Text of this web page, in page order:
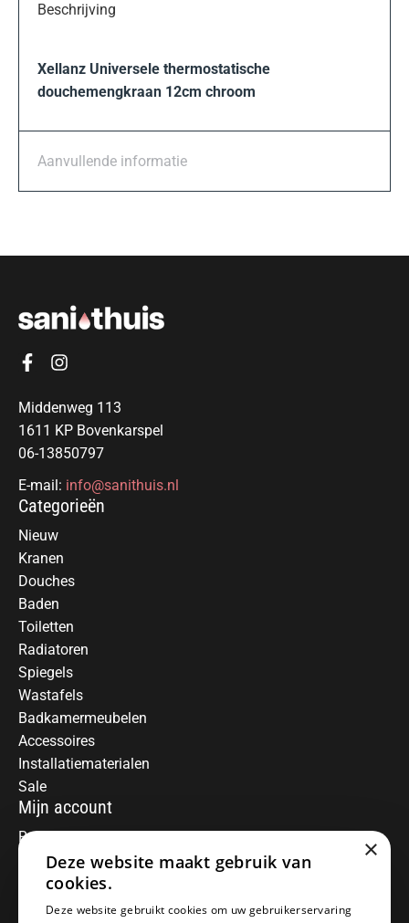
Beschrijving
Xellanz Universele thermostatische
douchemengkraan 12cm chroom
Aanvullende informatie
Middenweg 113
1611 KP Bovenkarspel
06-13850797
E-mail: info@sanithuis.nl
Categorieën
Nieuw
Kranen
Douches
Baden
Toiletten
Radiatoren
Spiegels
Wastafels
Badkamermeubelen
Accessoires
Installatiematerialen
Sale
Mijn account
Registreren
Mijn bestellingen
Informatie
Over ons
×
Deze website maakt gebruik van
cookies.
Deze website gebruikt cookies om uw gebruikerservaring